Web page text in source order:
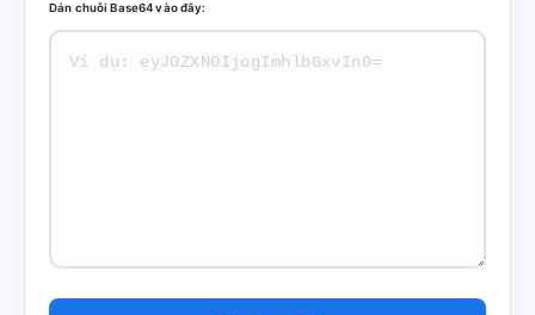
Dán chuỗi Base64 vào đây: